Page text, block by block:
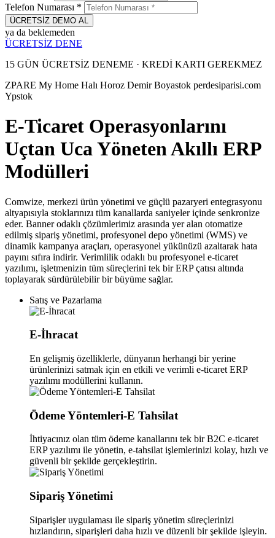
Telefon Numarası *
ÜCRETSİZ DEMO AL
ya da beklemeden
ÜCRETSİZ DENE
15 GÜN ÜCRETSİZ DENEME · KREDİ KARTI GEREKMEZ
ZPARE My Home Halı Horoz Demir Boyastok perdesiparisi.com
Ypstok
E-Ticaret Operasyonlarını
Uçtan Uca Yöneten Akıllı ERP
Modülleri
Comwize, merkezi ürün yönetimi ve güçlü pazaryeri entegrasyonu
altyapısıyla stoklarınızı tüm kanallarda saniyeler içinde senkronize
eder. Banner odaklı çözümlerimiz arasında yer alan otomatize
edilmiş sipariş yönetimi, profesyonel depo yönetimi (WMS) ve
dinamik kampanya araçları, operasyonel yükünüzü azaltarak hata
payını sıfıra indirir. Verimlilik odaklı bu profesyonel e-ticaret
yazılımı, işletmenizin tüm süreçlerini tek bir ERP çatısı altında
toplayarak sürdürülebilir bir büyüme sağlar.
Satış ve Pazarlama
E-İhracat
En gelişmiş özelliklerle, dünyanın herhangi bir yerine
ürünlerinizi satmak için en etkili ve verimli e-ticaret ERP
yazılımı modüllerini kullanın.
Ödeme Yöntemleri-E Tahsilat
İhtiyacınız olan tüm ödeme kanallarını tek bir B2C e-ticaret
ERP yazılımı ile yönetin, e-tahsilat işlemlerinizi kolay, hızlı ve
güvenli bir şekilde gerçekleştirin.
Sipariş Yönetimi
Siparişler uygulaması ile sipariş yönetim süreçlerinizi
hızlandırın, siparişleri daha hızlı ve düzenli bir şekilde işleyin.